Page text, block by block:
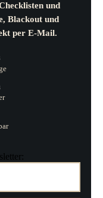
und
Blackout und
per E-Mail.